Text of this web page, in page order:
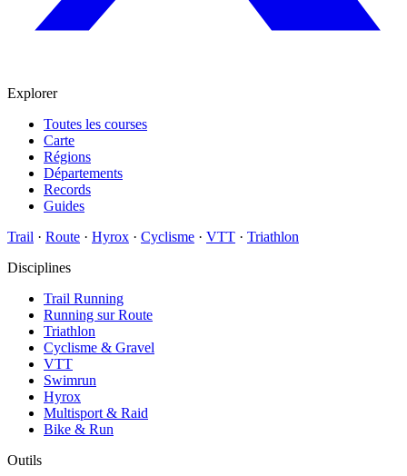
Explorer
Toutes les courses
Carte
Régions
Départements
Records
Guides
Trail · Route · Hyrox · Cyclisme · VTT · Triathlon
Disciplines
Trail Running
Running sur Route
Triathlon
Cyclisme & Gravel
VTT
Swimrun
Hyrox
Multisport & Raid
Bike & Run
Outils